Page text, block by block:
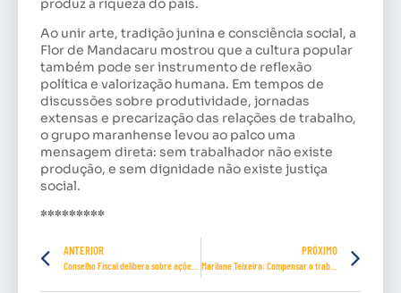
Ao unir arte, tradição junina e consciência social, a
Flor de Mandacaru mostrou que a cultura popular
também pode ser instrumento de reflexão
política e valorização humana. Em tempos de
discussões sobre produtividade, jornadas
extensas e precarização das relações de trabalho,
o grupo maranhense levou ao palco uma
mensagem direta: sem trabalhador não existe
produção, e sem dignidade não existe justiça
social.
*********
ANTERIOR PRÓXIMO
Marilane Teixeira: Compensar o trabalhador, não as empresas